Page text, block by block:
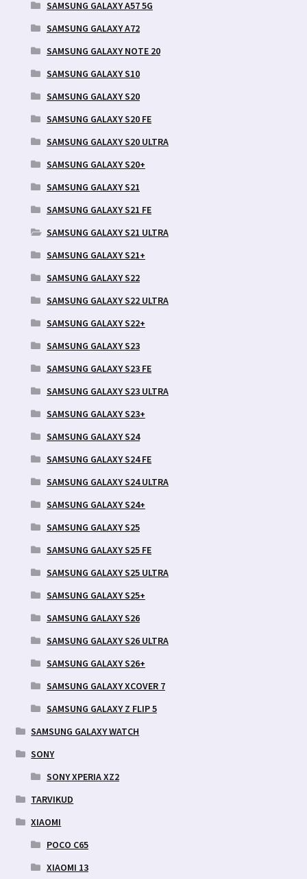
SAMSUNG GALAXY A57 5G
SAMSUNG GALAXY A72
SAMSUNG GALAXY NOTE 20
SAMSUNG GALAXY S10
SAMSUNG GALAXY S20
SAMSUNG GALAXY S20 FE
SAMSUNG GALAXY S20 ULTRA
SAMSUNG GALAXY S20+
SAMSUNG GALAXY S21
SAMSUNG GALAXY S21 FE
SAMSUNG GALAXY S21 ULTRA
SAMSUNG GALAXY S21+
SAMSUNG GALAXY S22
SAMSUNG GALAXY S22 ULTRA
SAMSUNG GALAXY S22+
SAMSUNG GALAXY S23
SAMSUNG GALAXY S23 FE
SAMSUNG GALAXY S23 ULTRA
SAMSUNG GALAXY S23+
SAMSUNG GALAXY S24
SAMSUNG GALAXY S24 FE
SAMSUNG GALAXY S24 ULTRA
SAMSUNG GALAXY S24+
SAMSUNG GALAXY S25
SAMSUNG GALAXY S25 FE
SAMSUNG GALAXY S25 ULTRA
SAMSUNG GALAXY S25+
SAMSUNG GALAXY S26
SAMSUNG GALAXY S26 ULTRA
SAMSUNG GALAXY S26+
SAMSUNG GALAXY XCOVER 7
SAMSUNG GALAXY Z FLIP 5
SAMSUNG GALAXY WATCH
SONY
SONY XPERIA XZ2
TARVIKUD
XIAOMI
POCO C65
XIAOMI 13